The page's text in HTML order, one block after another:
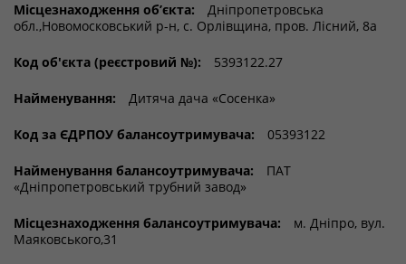
Місцезнаходження об’єкта:
Дніпропетровська
обл.,Новомосковський р-н, с. Орлівщина, пров. Лісний, 8а
Код об'єкта (реєстровий №): 5393122.27
Найменування: Дитяча дача «Сосенка»
Код за ЄДРПОУ балансоутримувача: 05393122
Найменування балансоутримувача:
ПАТ
«Дніпропетровський трубний завод»
Місцезнаходження балансоутримувача:
м. Дніпро, вул.
Маяковського,31